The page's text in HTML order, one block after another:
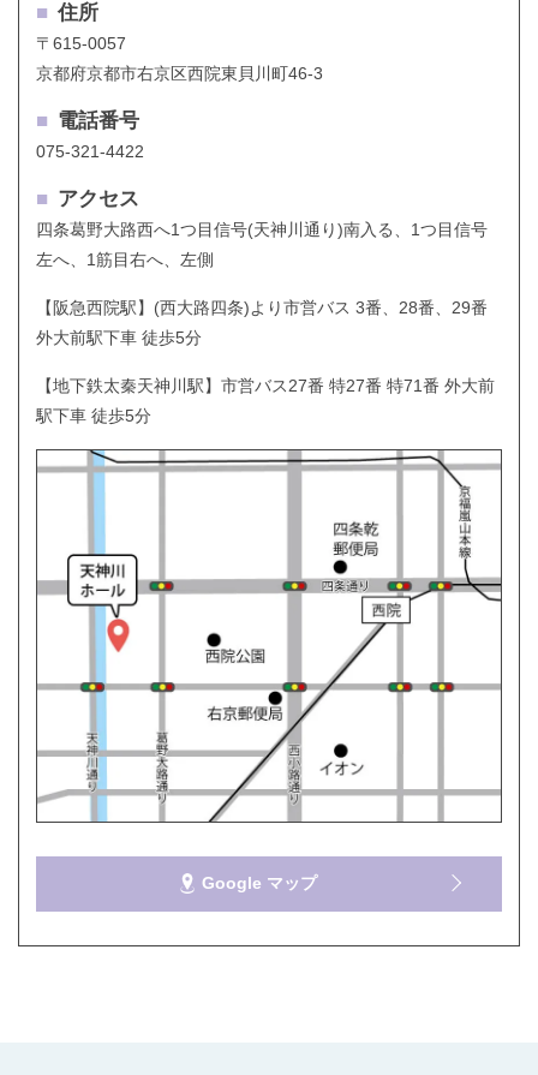
■ 住所
〒615-0057
京都府京都市右京区西院東貝川町46-3
■ 電話番号
075-321-4422
■ アクセス
四条葛野大路西へ1つ目信号(天神川通り)南入る、1つ目信号
左へ、1筋目右へ、左側
【阪急西院駅】(西大路四条)より市営バス 3番、28番、29番
外大前駅下車 徒歩5分
【地下鉄太秦天神川駅】市営バス27番 特27番 特71番 外大前
駅下車 徒歩5分
Google マップ